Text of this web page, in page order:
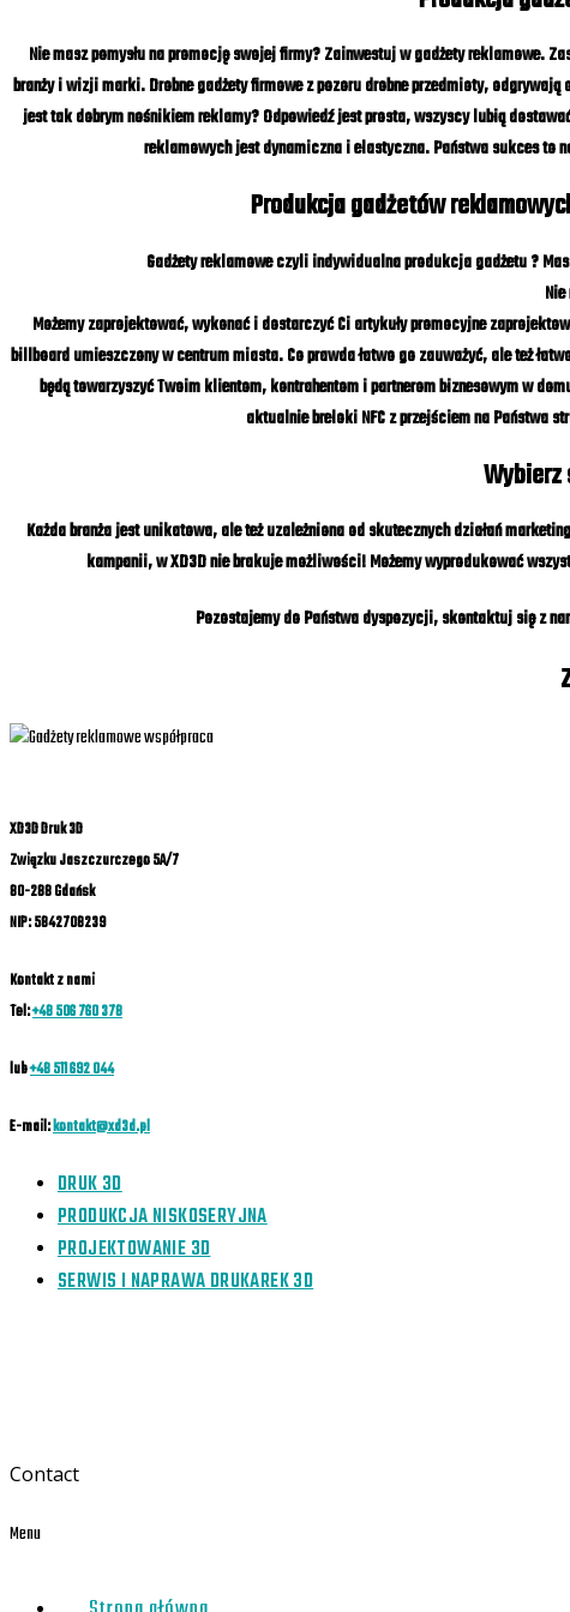
Nie masz pomysłu na promocję swojej firmy? Zainwestuj w gadżety reklamowe.
branży i wizji marki. Drobne gadżety firmowe z pozoru drobne przedmioty,
jest tak dobrym nośnikiem reklamy? Odpowiedź jest prosta, wszyscy lubią
reklamowych jest dynamiczna i elastyczna. Państwa sukces to
Produkcja gadżetów
Gadżety reklamowe czyli indywidualna produkcja gadżetu ?
Możemy zaprojektować, wykonać i dostarczyć Ci artykuły promocyjne
billboard umieszczony w centrum miasta. Co prawda łatwo go zauważyć, ale też
będą towarzyszyć Twoim klientom, kontrahentom i partnerom biznesowym w
aktualnie breloki NFC z przejściem na Państwa
Wybierz
Każda branża jest unikatowa, ale też uzależniona od skutecznych działań
kampanii, w XD3D nie brakuje możliwości! Możemy wyprodukować
Pozostajemy do Państwa dyspozycji, skontaktuj się z
XD3D Druk 3D
Związku Jaszczurczego 5A/7
80-288 Gdańsk
NIP: 5842708239
Kontakt z nami
Tel:+48 506 760 378
lub+48 511 692 044
E-mail:kontakt@xd3d.pl
DRUK 3D
PRODUKCJA NISKOSERYJNA
PROJEKTOWANIE 3D
SERWIS I NAPRAWA DRUKAREK 3D
Contact
Menu